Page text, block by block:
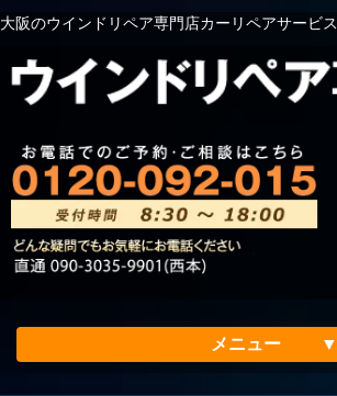
大阪のウインドリペア専門店カーリペアサービス
メニュー